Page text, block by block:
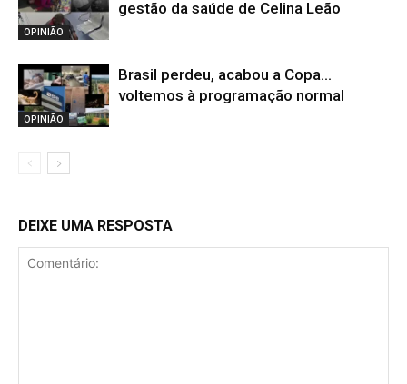
OPINIÃO
gestão da saúde de Celina Leão
OPINIÃO
Brasil perdeu, acabou a Copa…
voltemos à programação normal
DEIXE UMA RESPOSTA